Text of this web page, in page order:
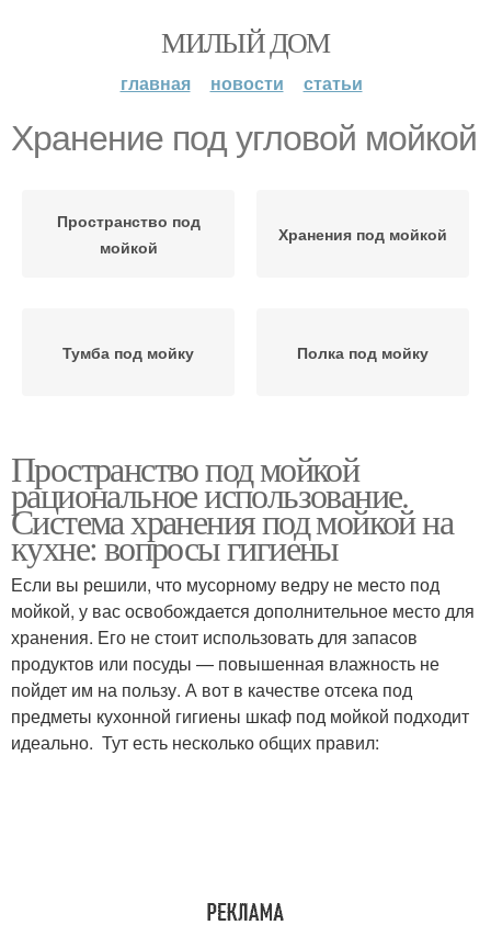
МИЛЫЙ ДОМ
главная новости статьи
Хранение под угловой мойкой
Пространство под
мойкой
Хранения под мойкой
Тумба под мойку Полка под мойку
Пространство под мойкой
рациональное использование.
Система хранения под мойкой на
кухне: вопросы гигиены
Если вы решили, что мусорному ведру не место под
мойкой, у вас освобождается дополнительное место для
хранения. Его не стоит использовать для запасов
продуктов или посуды — повышенная влажность не
пойдет им на пользу. А вот в качестве отсека под
предметы кухонной гигиены шкаф под мойкой подходит
идеально. Тут есть несколько общих правил: